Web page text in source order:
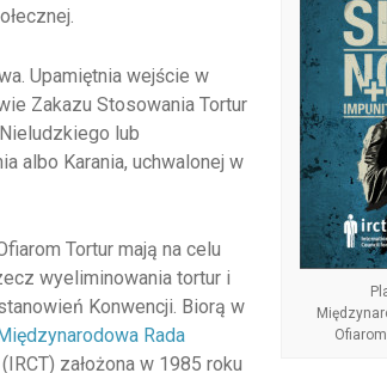
Upamiętnia wejście w
Zakazu Stosowania Tortur
lub
albo Karania, uchwalonej w
Tortur mają na celu
wyeliminowania tortur i
Konwencji. Biorą w
Międzynarodowa Rada
(IRCT) założona w 1985 roku